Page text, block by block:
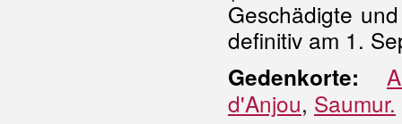
Geschädigte
definitiv am 1.
Gedenkorte:
d'Anjou, Saumur.